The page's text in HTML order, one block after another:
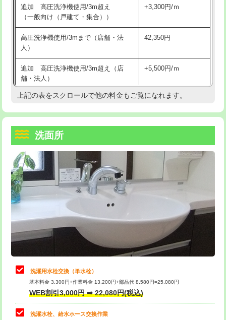
マス交換（深さ50㎝以上） 66,000円
コンクリート斫り（厚さ10㎝まで） 27,500円
コンクリート斫り（厚さ10㎝超え）
モルタル補修（厚さ10㎝まで）
モルタル補修（厚さ10㎝超え） 38,500円
洗面台設置 38,500円
追加人工
廃棄・処分 現場見積
※給水管工事は20mmまでの価格です。
持込商品取付（混合水栓） 16,500円
給水管工事※（ホール加工)
給水管工事※（バンド止め) 3,300円
給水管工事※（支持金具設置) 5,500円
給水管工事※（保温材使用（バンド止
め込み）)
5,500円
給水管工事※（土の掘削・埋め戻し作
業)
11,000円
給水管工事※（塩ビ管（VP・HI）使
用/3ｍまで)
33,000円
給水管工事※（塩ビ管（VP・HI）使
用（追加）/3ｍ超え)
給水管工事※（ライニング鋼管・銅
管・ポリ管・HT管使用/3ｍまで)
44,000円
給水管工事※（ライニング鋼管・銅
管・ポリ管・HT管使用/3ｍ超え)
排水管工事（土の掘削・埋め戻し作
業）
追加 高圧洗浄機使用/3m超え
（一般向け（戸建て・集合））
+3,300円/ｍ
高圧洗浄機使用/3mまで（店舗・法
人）
42,350円
追加 高圧洗浄機使用/3m超え（店
舗・法人）
+5,500円/ｍ
高度高圧洗浄換 現地調査
トーラー機使用/3mまで
追加トーラー機使用/3m超え +3,300円
カメラ調査 33,000円
桝清掃
止水・漏水調査・防水処理・清掃・修
理・調整・分解・加工など（軽作業）
11,000円
止水・漏水調査・防水処理・清掃・修
理・調整・分解・加工など（中作業）
22,000円
止水・漏水調査・防水処理・清掃・修
理・調整・分解・加工など（重作業）
33,000円
キッチンタンク脱着
上記の表をスクロールで他の料金もご覧になれます。
洗面所
洗濯用水栓交換（単水栓）
基本料金 3,300円+作業料金 13,200円+部品代 8,580円=25,080円
WEB割引3,000円 ➡ 22,080円(税込)
洗濯水栓、給水ホース交換作業